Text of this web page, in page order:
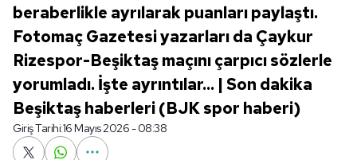
beraberlikle ayrılarak puanları paylaştı.
Fotomaç Gazetesi yazarları da Çaykur
Rizespor-Beşiktaş maçını çarpıcı sözlerle
yorumladı. İşte ayrıntılar... | Son dakika
Beşiktaş haberleri (BJK spor haberi)
Giriş Tarihi:16 Mayıs 2026 - 08:38